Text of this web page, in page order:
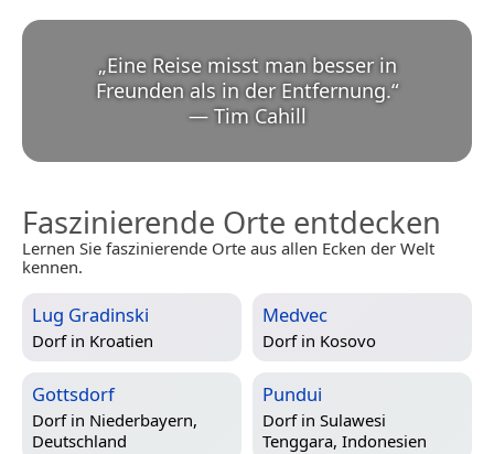
„Eine Reise misst man besser in
Freunden als in der Entfernung. “
— Tim Cahill
Faszinierende Orte entdecken
Lernen Sie faszinierende Orte aus allen Ecken der Welt
kennen.
Lug Gradinski
Dorf in Kroatien
Medvec
Dorf in Kosovo
Gottsdorf
Dorf in Niederbayern,
Deutschland
Pundui
Dorf in Sulawesi
Tenggara, Indonesien